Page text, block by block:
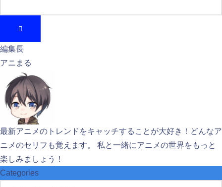
編集長
アニまる
最新アニメのトレンドをキャッチすることが大好き！どんなア
ニメのセリフも覚えます。 私と一緒にアニメの世界をもっと
楽しみましょう！
Categories